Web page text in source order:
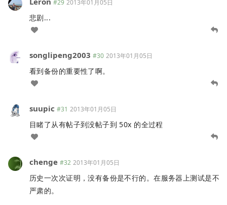
#29 2013年01月05日
悲剧...
songlipeng2003 #30 2013年01月05日
看到备份的重要性了啊。
suupic #31 2013年01月05日
目睹了从有帖子到没帖子到 50x 的全过程
chenge #32 2013年01月05日
历史一次次证明，没有备份是不行的。在服务器上测试是不
严肃的。